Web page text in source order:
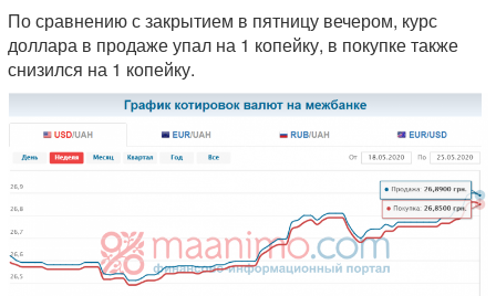
По сравнению с закрытием в пятницу вечером, курс
доллара в продаже упал на 1 копейку, в покупке также
снизился на 1 копейку.